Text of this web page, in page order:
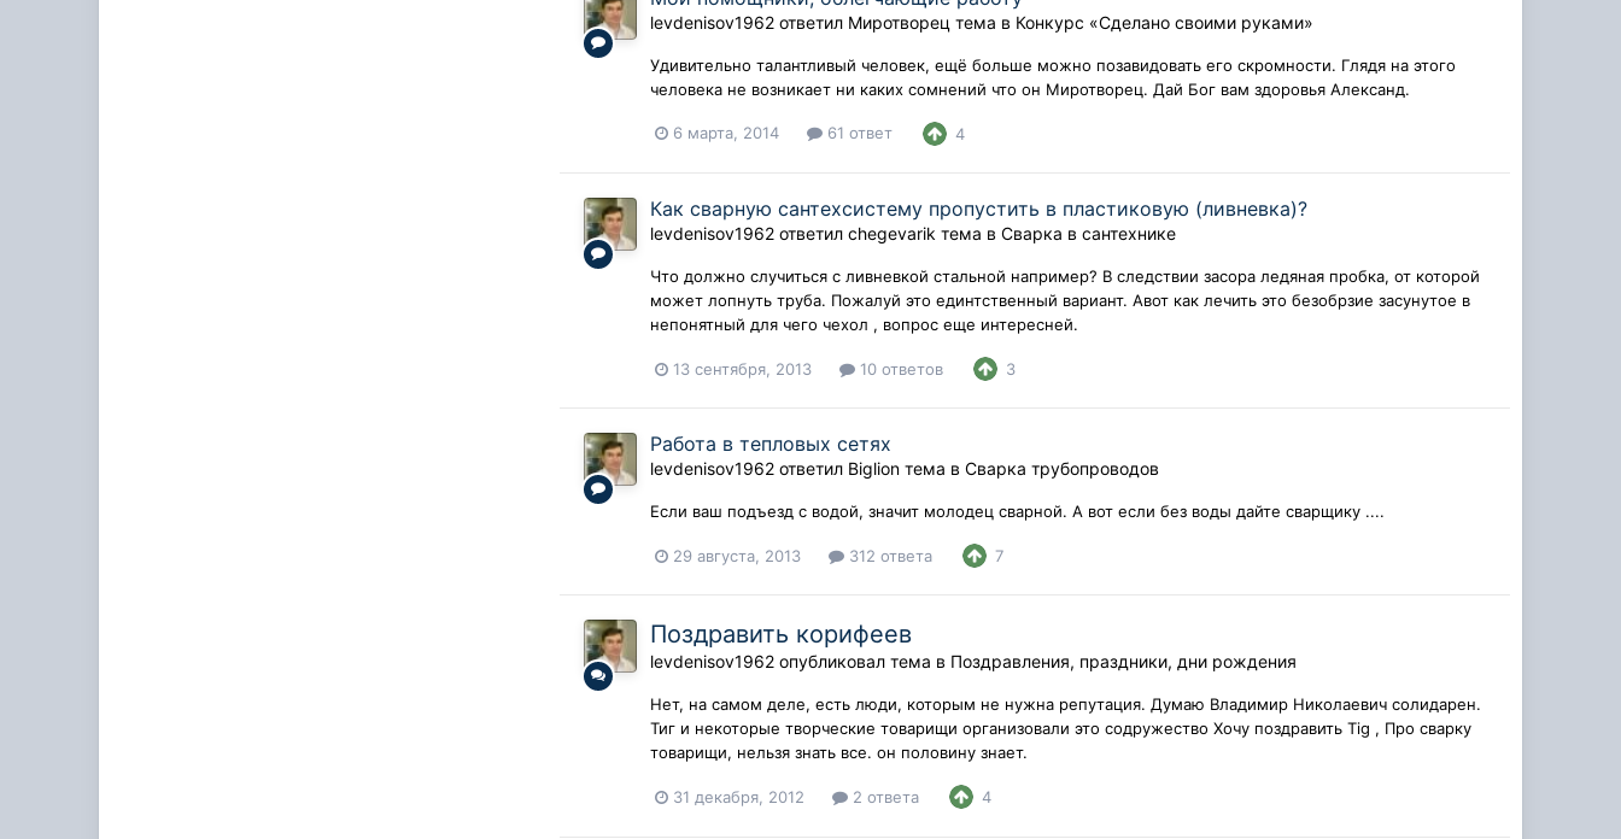
levdenisov1962 ответил Миротворец тема в Конкурс «Сделано своими руками»
Удивительно талантливый человек, ещё больше можно позавидовать его скромности. Глядя на этого
человека не возникает ни каких сомнений что он Миротворец. Дай Бог вам здоровья Александ.
6 марта, 2014 61 ответ 4
Как сварную сантехсистему пропустить в пластиковую (ливневка)?
levdenisov1962 ответилchegevarik тема вСварка в сантехнике
Что должно случиться с ливневкой стальной например? В следствии засора ледяная пробка, от которой
может лопнуть труба. Пожалуй это единтственный вариант. Авот как лечить это безобрзие засунутое в
непонятный для чего чехол , вопрос еще интересней.
13 сентября, 2013 10 ответов 3
Работа в тепловых сетях
levdenisov1962 ответил Biglion тема вСварка трубопроводов
Если ваш подъезд с водой, значит молодец сварной. А вот если без воды дайте сварщику ....
29 августа, 2013 312 ответа 7
Поздравить корифеев
levdenisov1962 опубликовал тема в Поздравления, праздники, дни рождения
Нет, на самом деле, есть люди, которым не нужна репутация. Думаю Владимир Николаевич солидарен.
Тиг и некоторые творческие товарищи организовали это содружество Хочу поздравить Tig , Про сварку
товарищи, нельзя знать все. он половину знает.
31 декабря, 2012 2 ответа 4